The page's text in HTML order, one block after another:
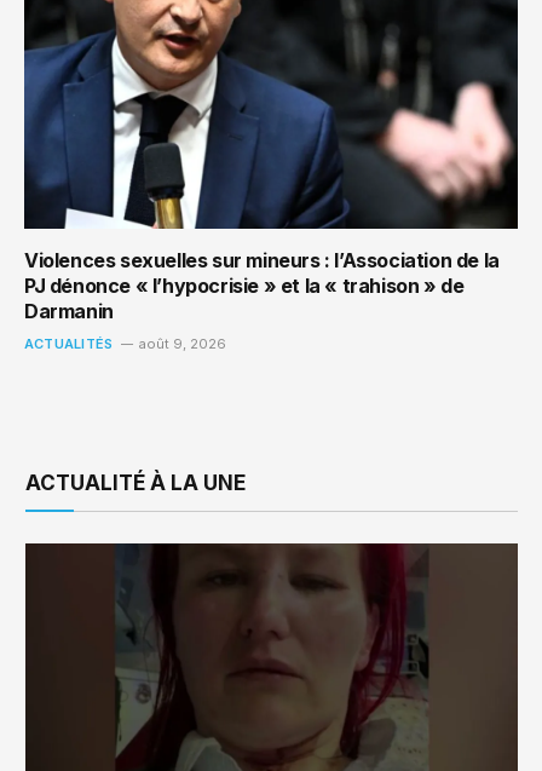
Violences sexuelles sur mineurs : l’Association de la
PJ dénonce « l’hypocrisie » et la « trahison » de
Darmanin
ACTUALITÉS août 9, 2026
ACTUALITÉ À LA UNE